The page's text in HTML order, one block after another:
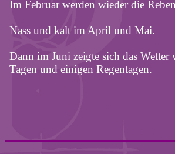
Im Februar werden wieder die
Nass und kalt im April und Mai.
Dann im Juni zeigte sich das
Tagen und einigen Regentagen.